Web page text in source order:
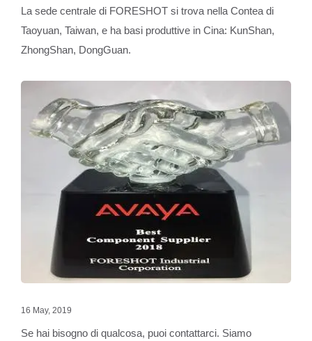
La sede centrale di FORESHOT si trova nella Contea di
Taoyuan, Taiwan, e ha basi produttive in Cina: KunShan,
ZhongShan, DongGuan.
16 May, 2019
Se hai bisogno di qualcosa, puoi contattarci. Siamo